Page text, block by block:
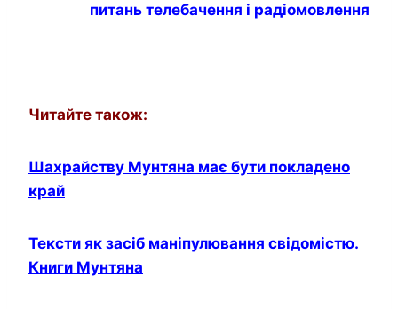
питань телебачення і радіомовлення
Читайте також:
Шахрайству Мунтяна має бути покладено
край
Тексти як засіб маніпулювання свідомістю.
Книги Мунтяна